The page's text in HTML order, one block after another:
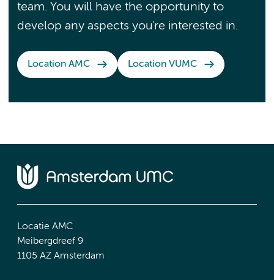
team. You will have the opportunity to
develop any aspects you're interested in.
Location AMC Location VUMC
Locatie AMC
Meibergdreef 9
1105 AZ Amsterdam